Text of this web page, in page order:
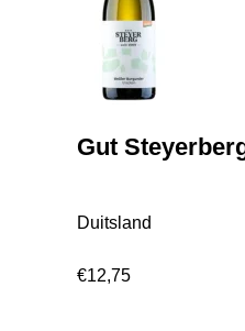
Gut
Duitsland
€12,75